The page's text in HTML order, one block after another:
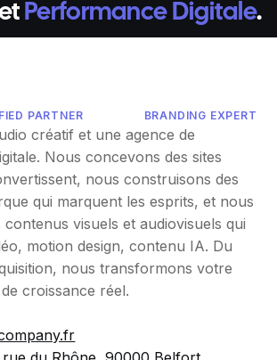
Performance Digitale.
PARTNER BRANDING EXPERT
créatif et une agence de
Nous concevons des sites
nous construisons des
qui marquent les esprits, et nous
visuels et audiovisuels qui
motion design, contenu IA. Du
nous transformons votre
croissance réel.